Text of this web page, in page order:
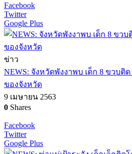
Facebook
Twitter
Google Plus
ข่าว
NEWS: จังหวัดพังงาพบ เด็ก 8 ขวบติ
ของจังหวัด
9 เมษายน 2563
0 Shares
Facebook
Twitter
Google Plus